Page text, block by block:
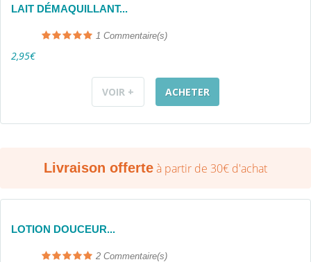
LAIT DÉMAQUILLANT...
1 Commentaire(s)
2,95€
VOIR + ACHETER
Livraison offerteà partir de 30€ d'achat
LOTION DOUCEUR...
2 Commentaire(s)